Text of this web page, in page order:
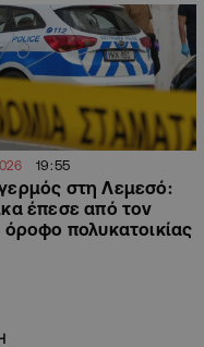
19:55
στη Λεμεσό:
έπεσε από τον
όροφο πολυκατοικίας